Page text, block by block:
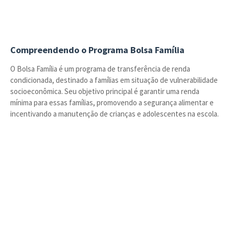
Compreendendo o Programa Bolsa Família
O Bolsa Família é um programa de transferência de renda
condicionada, destinado a famílias em situação de vulnerabilidade
socioeconômica. Seu objetivo principal é garantir uma renda
mínima para essas famílias, promovendo a segurança alimentar e
incentivando a manutenção de crianças e adolescentes na escola.